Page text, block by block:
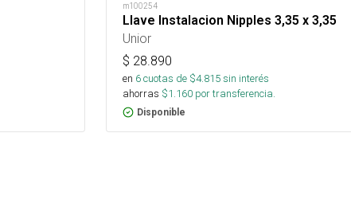
m100254
Llave Instalacion Nipples 3,35 x 3,35
Unior
$ 28.890
en 6cuotas de $4.815sin interés
ahorras $1.160 por transferencia.
Disponible